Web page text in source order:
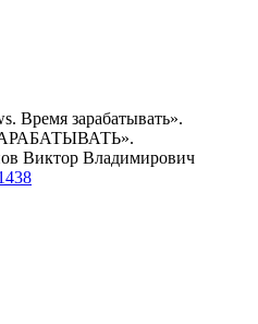
Время зарабатывать».
Виктор Владимирович